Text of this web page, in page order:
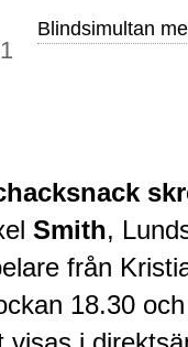
Blindsimultan
Smith,
från
18.30